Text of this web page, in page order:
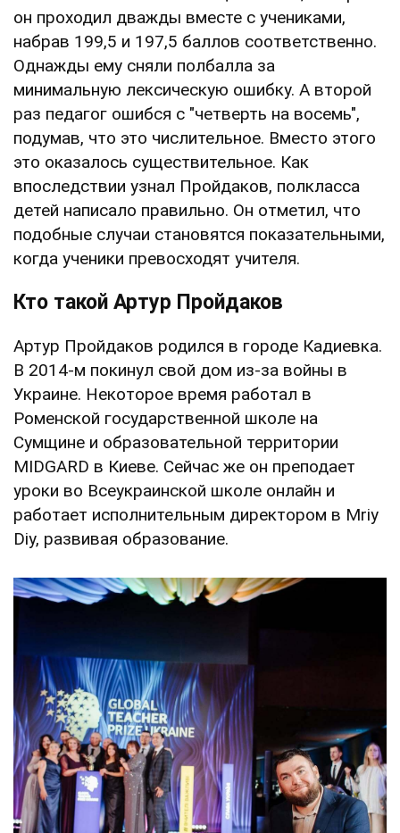
он проходил дважды вместе с учениками,
набрав 199,5 и 197,5 баллов соответственно.
Однажды ему сняли полбалла за
минимальную лексическую ошибку. А второй
раз педагог ошибся с "четверть на восемь",
подумав, что это числительное. Вместо этого
это оказалось существительное. Как
впоследствии узнал Пройдаков, полкласса
детей написало правильно. Он отметил, что
подобные случаи становятся показательными,
когда ученики превосходят учителя.
Кто такой Артур Пройдаков
Артур Пройдаков родился в городе Кадиевка.
В 2014-м покинул свой дом из-за войны в
Украине. Некоторое время работал в
Роменской государственной школе на
Сумщине и образовательной территории
MIDGARD в Киеве. Сейчас же он преподает
уроки во Всеукраинской школе онлайн и
работает исполнительным директором в Mriy
Diy, развивая образование.